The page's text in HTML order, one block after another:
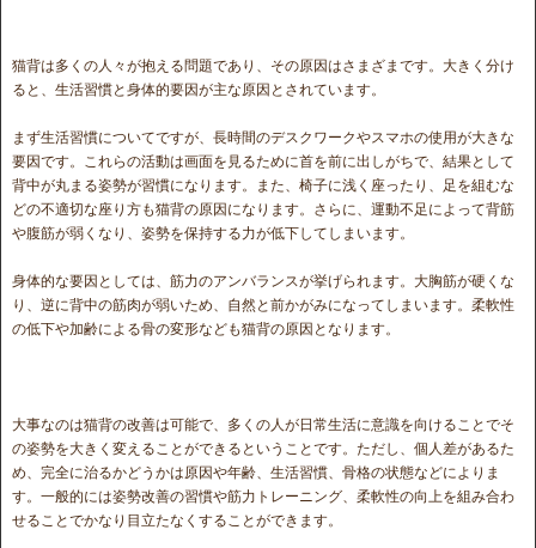
猫背は多くの人々が抱える問題であり、その原因はさまざまです。大きく分け
ると、生活習慣と身体的要因が主な原因とされています。
まず生活習慣についてですが、長時間のデスクワークやスマホの使用が大きな
要因です。これらの活動は画面を見るために首を前に出しがちで、結果として
背中が丸まる姿勢が習慣になります。また、椅子に浅く座ったり、足を組むな
どの不適切な座り方も猫背の原因になります。さらに、運動不足によって背筋
や腹筋が弱くなり、姿勢を保持する力が低下してしまいます。
身体的な要因としては、筋力のアンバランスが挙げられます。大胸筋が硬くな
り、逆に背中の筋肉が弱いため、自然と前かがみになってしまいます。柔軟性
の低下や加齢による骨の変形なども猫背の原因となります。
大事なのは猫背の改善は可能で、多くの人が日常生活に意識を向けることでそ
の姿勢を大きく変えることができるということです。ただし、個人差があるた
め、完全に治るかどうかは原因や年齢、生活習慣、骨格の状態などによりま
す。一般的には姿勢改善の習慣や筋力トレーニング、柔軟性の向上を組み合わ
せることでかなり目立たなくすることができます。